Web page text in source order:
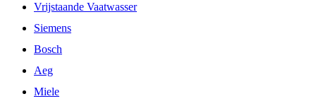
Vrijstaande Vaatwasser
Siemens
Bosch
Aeg
Miele